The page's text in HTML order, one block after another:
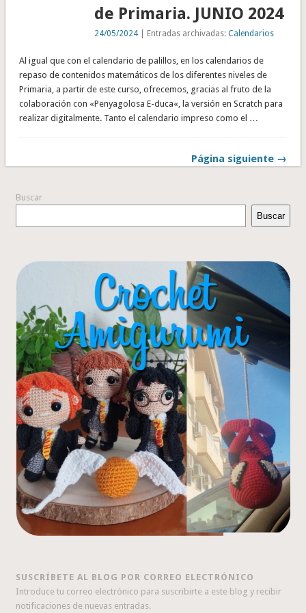
de Primaria. JUNIO 2024
24/05/2024 | Entradas archivadas:Calendarios
Al igual que con el calendario de palillos, en los calendarios de
repaso de contenidos matemáticos de los diferentes niveles de
Primaria, a partir de este curso, ofrecemos, gracias al fruto de la
colaboración con «Penyagolosa E-duca«, la versión en Scratch para
realizar digitalmente. Tanto el calendario impreso como el …
Página siguiente →
Buscar
Buscar
SUSCRÍBETE AL BLOG POR CORREO ELECTRÓNICO
Introduce tu correo electrónico para suscribirte a este blog y recibir
notificaciones de nuevas entradas.